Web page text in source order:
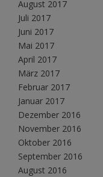
August 2017
Juli 2017
Juni 2017
Mai 2017
April 2017
März 2017
Februar 2017
Januar 2017
Dezember 2016
November 2016
Oktober 2016
September 2016
August 2016